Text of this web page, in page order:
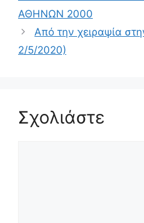
ΑΘΗΝΩΝ 2000
Από την χειραψία
2/5/2020)
Σχολιάστε